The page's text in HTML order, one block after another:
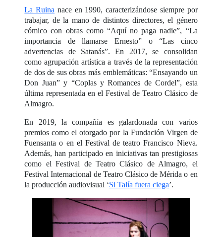
La Ruina nace en 1990, caracterizándose siempre por
trabajar, de la mano de distintos directores, el género
cómico con obras como “Aquí no paga nadie”, “La
importancia de llamarse Ernesto” o “Las cinco
advertencias de Satanás”. En 2017, se consolidan
como agrupación artística a través de la representación
de dos de sus obras más emblemáticas: “Ensayando un
Don Juan” y “Coplas y Romances de Cordel”, esta
última representada en el Festival de Teatro Clásico de
Almagro.
En 2019, la compañía es galardonada con varios
premios como el otorgado por la Fundación Virgen de
Fuensanta o en el Festival de teatro Francisco Nieva.
Además, han participado en iniciativas tan prestigiosas
como el Festival de Teatro Clásico de Almagro, el
Festival Internacional de Teatro Clásico de Mérida o en
la producción audiovisual ‘Si Talía fuera ciega’.